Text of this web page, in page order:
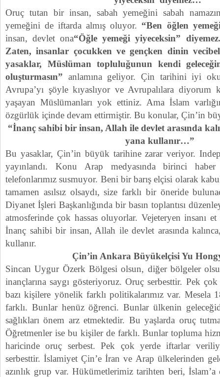
Oruç tutan bir insan, sabah yemeğini sabah
yemeğini de iftarda almış oluyor. “Ben öğlen
insan, devlet ona“Öğle yemeği yiyeceksin”
Zaten, insanlar çocukken ve gençken dinin
yasaklar, Müslüman topluluğunun kendi
oluşturmasın” anlamına geliyor. Çin tarihini iyi
Avrupa’yı şöyle kıyaslıyor ve Avrupalılara diyorum
yaşayan Müslümanları yok ettiniz. Ama İslam
özgürlük içinde devam ettirmiştir. Bu konular, Çin’in
“İnanç sahibi bir insan, Allah ile devlet arasında
yana kullanır…”
Bu yasaklar, Çin’in büyük tarihine zarar veriyor.
yayınlandı. Konu Arap medyasında birinci
telefonlarımız susmuyor. Beni bir barış elçisi olarak
tamamen asılsız olsaydı, size farklı bir öneride
Diyanet İşleri Başkanlığında bir basın toplantısı
atmosferinde çok hassas oluyorlar. Vejeteryen insanı et
İnanç sahibi bir insan, Allah ile devlet arasında
kullanır.
Çin’in Ankara Büyükelçisi Yu
Sincan Uygur Özerk Bölgesi olsun, diğer bölgeler
inançlarına saygı gösteriyoruz. Oruç serbesttir. Pek
bazı kişilere yönelik farklı politikalarımız var. Mesela
farklı. Bunlar henüz öğrenci. Bunlar ülkenin
sağlıkları önem arz etmektedir. Bu yaşlarda oruç
Öğretmenler ise bu kişiler de farklı. Bunlar topluma
haricinde oruç serbest. Pek çok yerde iftarlar
serbesttir. İslamiyet Çin’e İran ve Arap ülkelerinden
azınlık grup var. Hükümetlerimiz tarihten beri,